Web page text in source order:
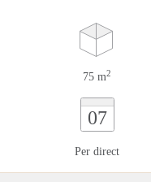
75 m2
07
Per direct